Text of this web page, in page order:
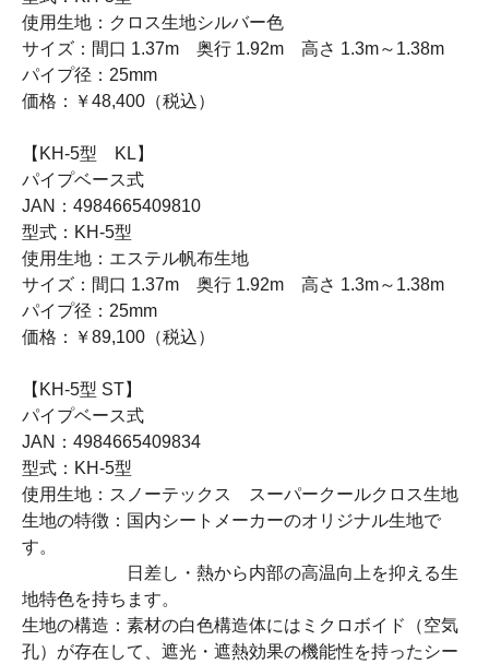
使用生地：クロス生地シルバー色
サイズ：間口 1.37m 奥行 1.92m 高さ 1.3m～1.38m
パイプ径：25mm
価格：￥48,400（税込）
【KH-5型 KL】
パイプベース式
JAN：4984665409810
型式：KH-5型
使用生地：エステル帆布生地
サイズ：間口 1.37m 奥行 1.92m 高さ 1.3m～1.38m
パイプ径：25mm
価格：￥89,100（税込）
【KH-5型 ST】
パイプベース式
JAN：4984665409834
型式：KH-5型
使用生地：スノーテックス スーパークールクロス生地
生地の特徴：国内シートメーカーのオリジナル生地で
す。
日差し・熱から内部の高温向上を抑える生
地特色を持ちます。
生地の構造：素材の白色構造体にはミクロボイド（空気
孔）が存在して、遮光・遮熱効果の機能性を持ったシー